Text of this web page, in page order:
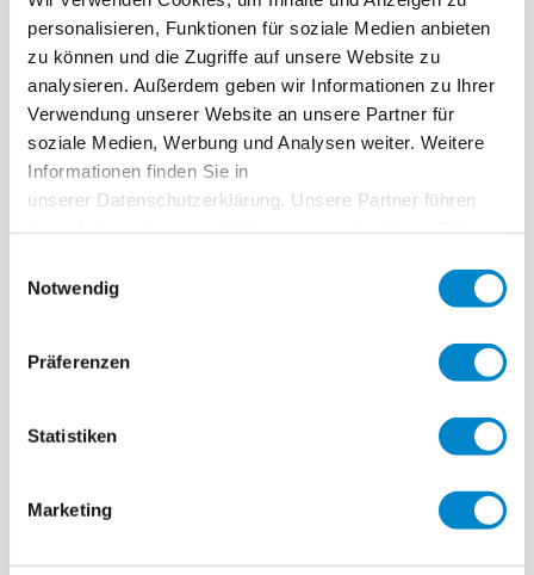
personalisieren, Funktionen für soziale Medien anbieten
zu können und die Zugriffe auf unsere Website zu
analysieren. Außerdem geben wir Informationen zu Ihrer
Verwendung unserer Website an unsere Partner für
soziale Medien, Werbung und Analysen weiter. Weitere
Informationen finden Sie in
unserer Datenschutzerklärung. Unsere Partner führen
sie im Rahmen Ihrer Nutzung der Dienste gesammelt
haben. Weitere Informationen erhalten Sie in unserer
Notwendig
Präferenzen
Statistiken
Marketing
System Triflex BTS-P
Fertigstellung 7. Juli bis 15. Juli 2022
Area ca. 220 m²
Ausführung Von Känel und Sieber AG
Sanierung der
Fussgängerbrüc
ke HB Spiez
Bei der Sanierung der Fussgänger-Passerelle am HB Spiez